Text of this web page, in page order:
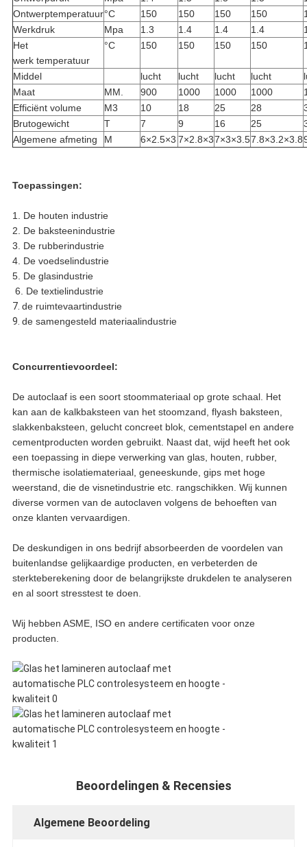
Ontwerptemperatuur°C 150 150 150 150
Werkdruk
Mpa 1.3 1.4 1.4 1.4
Het
werk temperatuur
°C 150 150 150 150
Middel lucht lucht lucht lucht
Maat
MM. 900 1000 1000 1000
Efficiënt volume
M3 10 18 25 28
Brutogewicht
T 7 9 16 25
Algemene afmeting
M 6×2.5×3 7×2.8×37×3×3.57.8×3.2×3.8
Toepassingen:
1. De houten industrie
2. De baksteenindustrie
3. De rubberindustrie
4. De voedselindustrie
5. De glasindustrie
6. De textielindustrie
7. de ruimtevaartindustrie
9. de samengesteld materiaalindustrie
Concurrentievoordeel:
De autoclaaf is een soort stoommateriaal op grote schaal. Het
kan aan de kalkbaksteen van het stoomzand, flyash baksteen,
slakkenbaksteen, gelucht concreet blok, cementstapel en andere
cementproducten worden gebruikt. Naast dat, wijd heeft het ook
een toepassing in diepe verwerking van glas, houten, rubber,
thermische isolatiemateriaal, geneeskunde, gips met hoge
weerstand, die de visnetindustrie etc. rangschikken. Wij kunnen
diverse vormen van de autoclaven volgens de behoeften van
onze klanten vervaardigen.
De deskundigen in ons bedrijf absorbeerden de voordelen van
buitenlandse gelijkaardige producten, en verbeterden de
sterkteberekening door de belangrijkste drukdelen te analyseren
en al soort stresstest te doen.
Wij hebben ASME, ISO en andere certificaten voor onze
producten.
Beoordelingen & Recensies
Algemene Beoordeling